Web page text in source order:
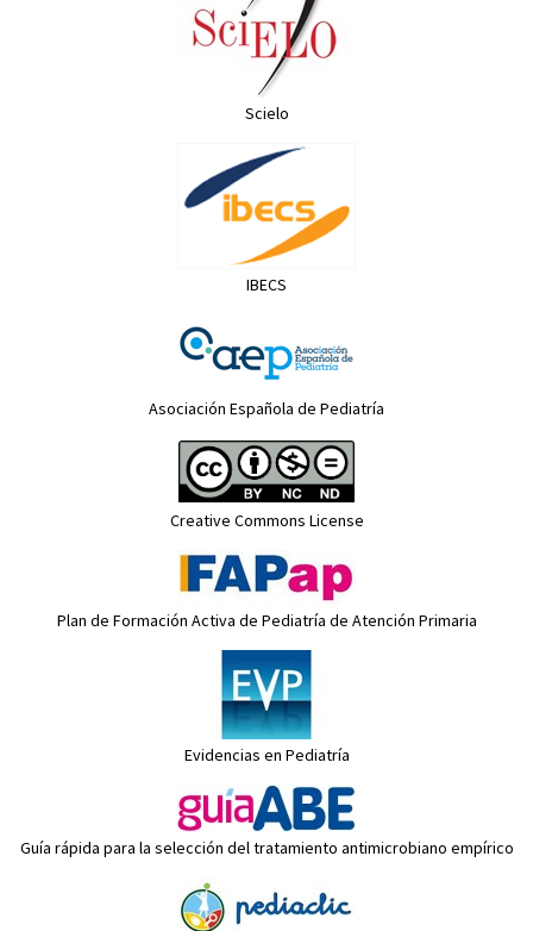
Scielo
IBECS
Asociación Española de Pediatría
Creative Commons License
Plan de Formación Activa de Pediatría de Atención Primaria
Evidencias en Pediatría
Guía rápida para la selección del tratamiento antimicrobiano empírico